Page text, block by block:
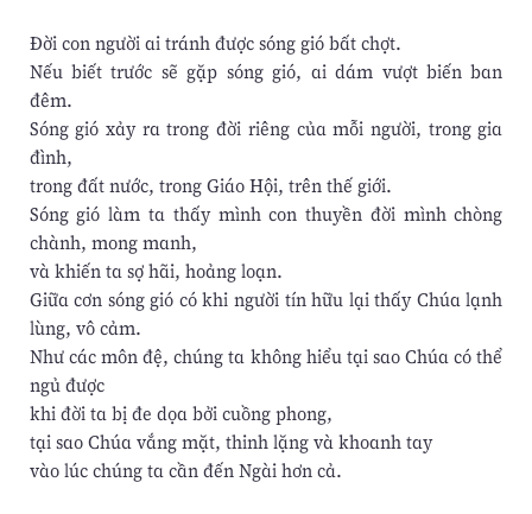
Đời con người ai tránh được sóng gió bất chợt.
Nếu biết trước sẽ gặp sóng gió, ai dám vượt biến ban
đêm.
Sóng gió xảy ra trong đời riêng của mỗi người, trong gia
đình,
trong đất nước, trong Giáo Hội, trên thế giới.
Sóng gió làm ta thấy mình con thuyền đời mình chòng
chành, mong manh,
và khiến ta sợ hãi, hoảng loạn.
Giữa cơn sóng gió có khi người tín hữu lại thấy Chúa lạnh
lùng, vô cảm.
Như các môn đệ, chúng ta không hiểu tại sao Chúa có thể
ngủ được
khi đời ta bị đe dọa bởi cuồng phong,
tại sao Chúa vắng mặt, thinh lặng và khoanh tay
vào lúc chúng ta cần đến Ngài hơn cả.